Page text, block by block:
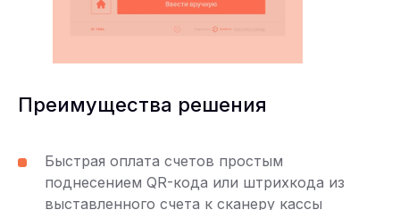
Преимущества решения
Быстрая оплата счетов простым
поднесением QR-кода или штрихкода из
выставленного счета к сканеру кассы